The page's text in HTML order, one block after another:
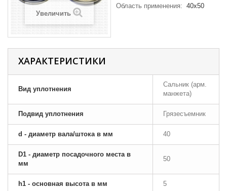
Увеличить
Область применения: 40x50
ХАРАКТЕРИСТИКИ
Вид уплотнения
Сальник (арм.
манжета)
Подвид уплотнения Грязесъемник
d - диаметр вала/штока в мм 40
D1 - диаметр посадочного места в
мм
50
h1 - основная высота в мм 5